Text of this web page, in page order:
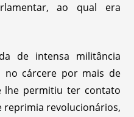
ao qual era
de intensa militância
no cárcere por mais de
lhe permitiu ter contato
revolucionários,